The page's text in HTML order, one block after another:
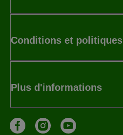
Conditions et politiques
Plus d'informations